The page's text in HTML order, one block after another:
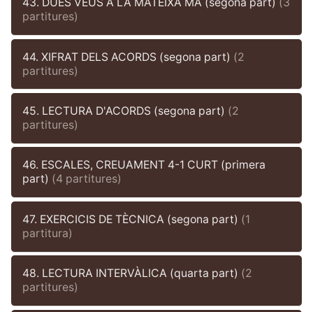
partitures)
44. XIFRAT DELS ACORDS (segona part) (2
partitures)
45. LECTURA D'ACORDS (segona part) (2
partitures)
46. ESCALES, CREUAMENT 4-1 CURT (primera
part) (4 partitures)
47. EXERCICIS DE TÈCNICA (segona part) (1
partitura)
48. LECTURA INTERVÀLICA (quarta part) (2
partitures)